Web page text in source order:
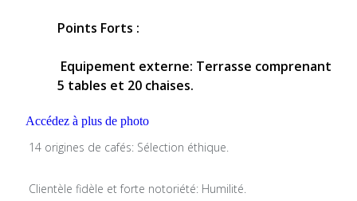
Points Forts :
Equipement externe: Terrasse comprenant
5 tables et 20 chaises.
Accédez à plus de photo
14 origines de cafés: Sélection éthique.
Clientèle fidèle et forte notoriété: Humilité.